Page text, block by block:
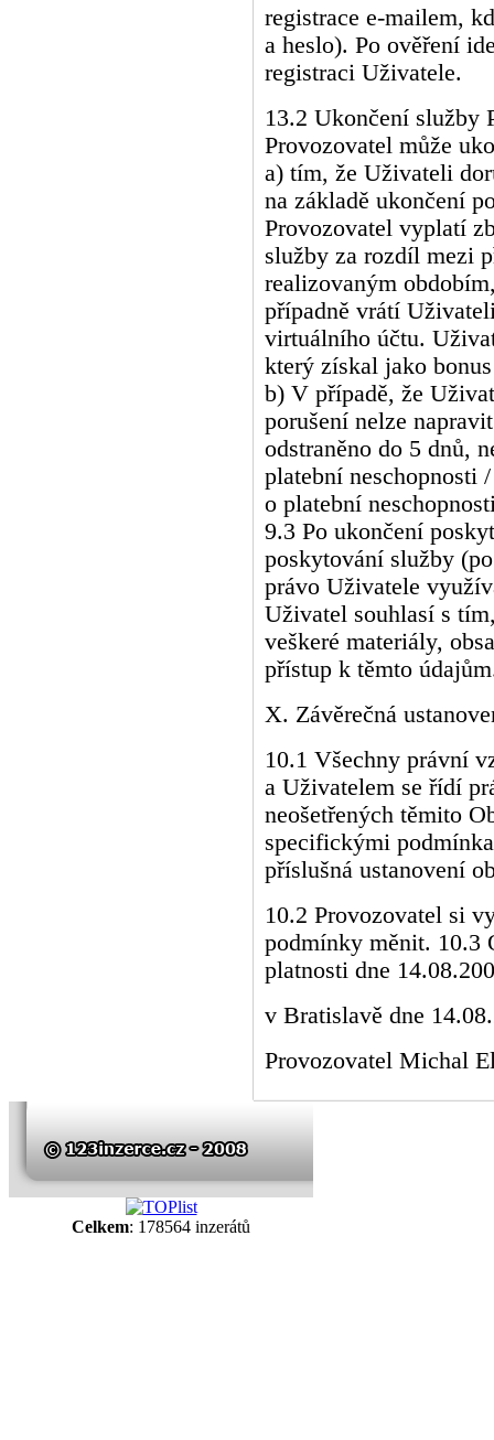
registrace e-mailem,
a heslo). Po ověření
registraci Uživatele.
13.2 Ukončení služby
Provozovatel může
a) tím, že Uživateli
na základě ukončení
Provozovatel vyplatí
služby za rozdíl mezi
realizovaným
případně vrátí
virtuálního účtu.
který získal jako
b) V případě, že
porušení nelze
odstraněno do 5 dnů,
platební neschopnosti
o platební
9.3 Po ukončení
poskytování služby
právo Uživatele
Uživatel souhlasí s
veškeré materiály,
přístup k těmto
X. Závěrečná
10.1 Všechny právní
a Uživatelem se řídí
neošetřených těmito
specifickými
příslušná ustanovení
10.2 Provozovatel si
podmínky měnit. 10.3
platnosti dne
v Bratislavě dne
Provozovatel Michal
Celkem: 178564 inzerátů